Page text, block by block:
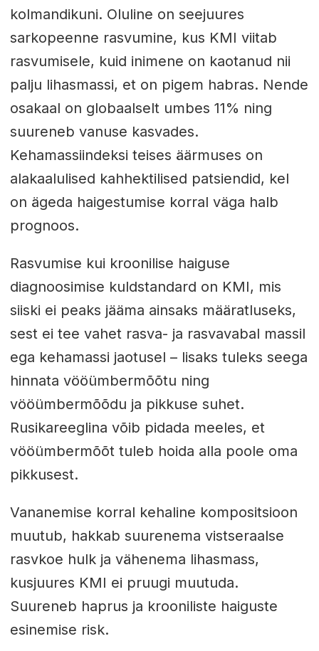
kolmandikuni. Oluline on seejuures
sarkopeenne rasvumine, kus KMI viitab
rasvumisele, kuid inimene on kaotanud nii
palju lihasmassi, et on pigem habras. Nende
osakaal on globaalselt umbes 11% ning
suureneb vanuse kasvades.
Kehamassiindeksi teises äärmuses on
alakaalulised kahhektilised patsiendid, kel
on ägeda haigestumise korral väga halb
prognoos.
Rasvumise kui kroonilise haiguse
diagnoosimise kuldstandard on KMI, mis
siiski ei peaks jääma ainsaks määratluseks,
sest ei tee vahet rasva- ja rasvavabal massil
ega kehamassi jaotusel – lisaks tuleks seega
hinnata vööümbermõõtu ning
vööümbermõõdu ja pikkuse suhet.
Rusikareeglina võib pidada meeles, et
vööümbermõõt tuleb hoida alla poole oma
pikkusest.
Vananemise korral kehaline kompositsioon
muutub, hakkab suurenema vistseraalse
rasvkoe hulk ja vähenema lihasmass,
kusjuures KMI ei pruugi muutuda.
Suureneb haprus ja krooniliste haiguste
esinemise risk.